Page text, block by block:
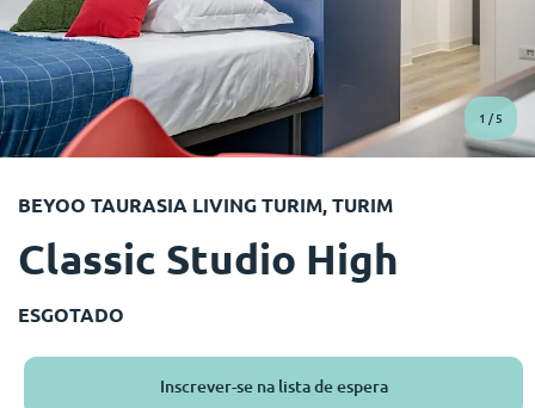
Conta Língua
English (GB)
Chinese
Català
Selecione um país
Selecione uma cidade
Selecione uma residência
Iniciar sessão
Reservar agora
Italian
Portuguese
1 /5
BEYOO TAURASIA LIVING TURIM, TURIM
Classic Studio High
ESGOTADO
Inscrever-se na lista de espera